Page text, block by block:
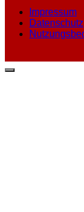
Impressum
Datenschutz